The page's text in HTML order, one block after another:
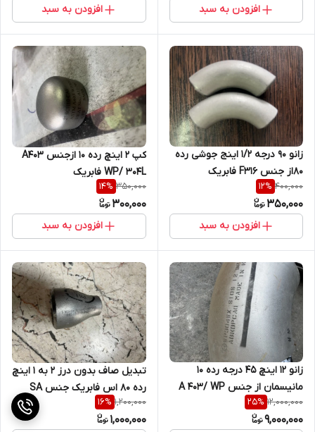
افزودن به سبد افزودن به سبد
زانو 90 درجه 1/2 اینج جوشی رده
80از جنس F316 فابریک
400,000
12%
350,000
افزودن به سبد
کپ 2 اینچ رده 10 ازجنس A403
WP/ 304L فابریک
350,000
14%
300,000
افزودن به سبد
زانو 12 اینچ 45 درجه رده 10
مانیسمان از جنس A 403/ WP
304 WX
12,000,000
25%
9,000,000
تبدیل صاف بدون درز 2 به 1 اینچ
رده 80 اس فابریک جنس SA
403WP304 L
1,200,000
16%
1,000,000